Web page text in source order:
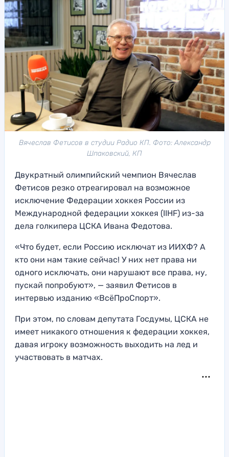
Вячеслав Фетисов в студии Радио КП. Фото: Александр
Шпаковский, КП
Двукратный олимпийский чемпион Вячеслав
Фетисов резко отреагировал на возможное
исключение Федерации хоккея России из
Международной федерации хоккея (IIHF) из-за
дела голкипера ЦСКА Ивана Федотова.
«Что будет, если Россию исключат из ИИХФ? А
кто они нам такие сейчас! У них нет права ни
одного исключать, они нарушают все права, ну,
пускай попробуют», — заявил Фетисов в
интервью изданию «ВсёПроСпорт».
При этом, по словам депутата Госдумы, ЦСКА не
имеет никакого отношения к федерации хоккея,
давая игроку возможность выходить на лед и
участвовать в матчах.